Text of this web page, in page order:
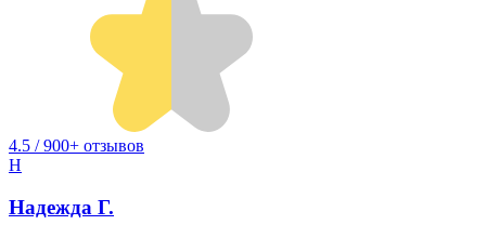
4.5 / 900+ отзывов
Н
Надежда Г.